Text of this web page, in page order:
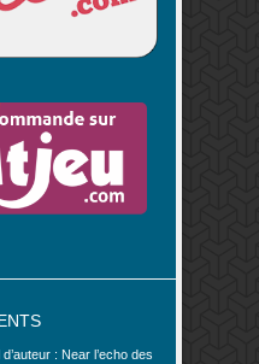
: Near l’echo des